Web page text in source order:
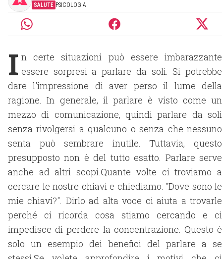
SALUTE PSICOLOGIA
I n certe situazioni può essere imbarazzante
essere sorpresi a parlare da soli. Si potrebbe
dare l'impressione di aver perso il lume della
ragione. In generale, il parlare è visto come un
mezzo di comunicazione, quindi parlare da soli
senza rivolgersi a qualcuno o senza che nessuno
senta può sembrare inutile. Tuttavia, questo
presupposto non è del tutto esatto. Parlare serve
anche ad altri scopi.Quante volte ci troviamo a
cercare le nostre chiavi e chiediamo: "Dove sono le
mie chiavi?". Dirlo ad alta voce ci aiuta a trovarle
perché ci ricorda cosa stiamo cercando e ci
impedisce di perdere la concentrazione. Questo è
solo un esempio dei benefici del parlare a se